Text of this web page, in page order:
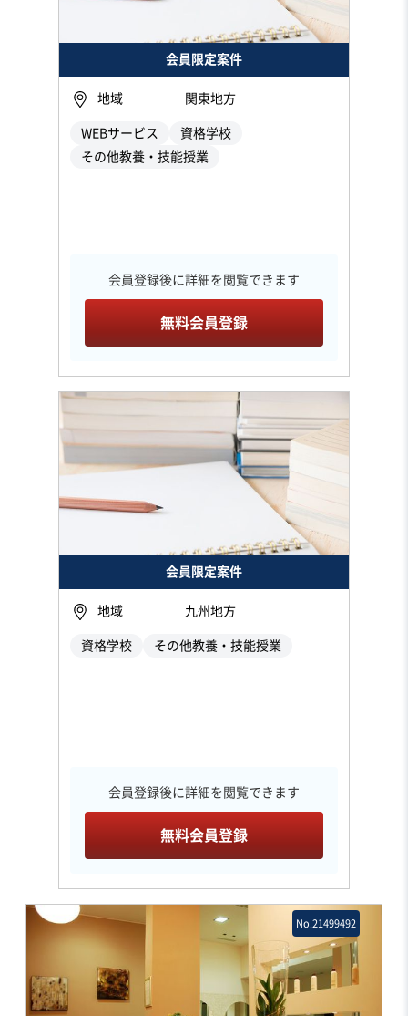
会員限定案件
地域 関東地方
WEBサービス
資格学校
その他教養・技能授業
会員登録後に詳細を閲覧できます
無料会員登録
会員限定案件
地域 九州地方
資格学校 その他教養・技能授業
会員登録後に詳細を閲覧できます
無料会員登録
No.21499492